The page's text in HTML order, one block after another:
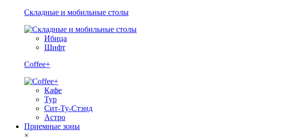
Складные и мобильные столы
Ибица
Шифт
Coffee+
Кафе
Тур
Сит-Ту-Стэнд
Астро
Приемные зоны
×